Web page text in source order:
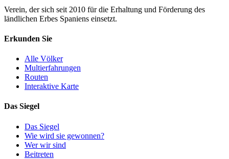
Verein, der sich seit 2010 für die Erhaltung und Förderung des
ländlichen Erbes Spaniens einsetzt.
Erkunden Sie
Alle Völker
Multierfahrungen
Routen
Interaktive Karte
Das Siegel
Das Siegel
Wie wird sie gewonnen?
Wer wir sind
Beitreten